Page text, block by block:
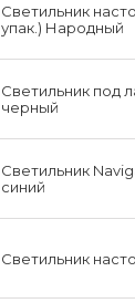
Светильник
упак.) Народный
Светильник под
черный
Светильник
синий
Светильник